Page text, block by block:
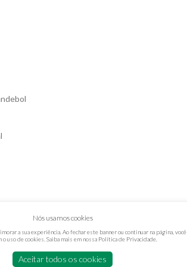
Nós usamos cookies
a sua experiência. Ao fechar este banner ou continuar na página, você
o uso de cookies. Saiba mais em nossa Política de Privacidade.
Aceitar todos os cookies